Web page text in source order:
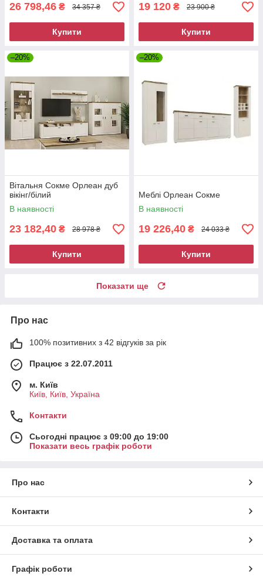
26 798,46 ₴ 34 357 ₴
Купити
19 120 ₴ 23 900 ₴
Купити
–20%
Вітальня Сокме Орлеан дуб
вікінг/білий
В наявності
23 182,40 ₴ 28 978 ₴
Купити
–20%
Меблі Орлеан Сокме
В наявності
19 226,40 ₴ 24 033 ₴
Купити
Показати ще
Про нас
100% позитивних з 42 відгуків за рік
Працює з 22.07.2011
м. Київ
Київ, Київ, Україна
Контакти
Сьогодні працює з 09:00 до 19:00
Показати весь графік роботи
Про нас
Контакти
Доставка та оплата
Графік роботи